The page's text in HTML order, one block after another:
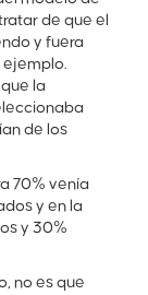
de que el
y fuera
ejemplo.
la
de los
70% venía
y en la
y 30%
no es que